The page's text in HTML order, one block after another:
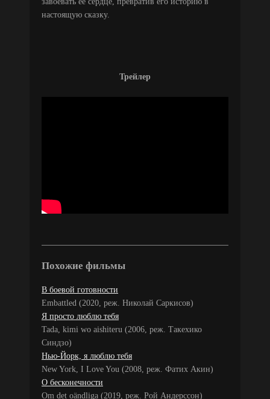
настоящую сказку.
Трейлер
Похожие фильмы
В боевой готовности
Embattled (2020, реж. Николай Саркисов)
Я просто люблю тебя
Tada, kimi wo aishiteru (2006, реж. Такехико
Синдзо)
Нью-Йорк, я люблю тебя
New York, I Love You (2008, реж. Фатих Акин)
О бесконечности
Om det oändliga (2019, реж. Рой Андерссон)